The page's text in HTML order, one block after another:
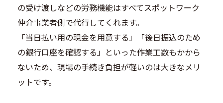
の受け渡しなどの労務機能はすべてスポットワーク
仲介事業者側で代行してくれます。
「当日払い用の現金を用意する」「後日振込のため
の銀行口座を確認する」といった作業工数もかから
ないため、現場の手続き負担が軽いのは大きなメリ
ットです。